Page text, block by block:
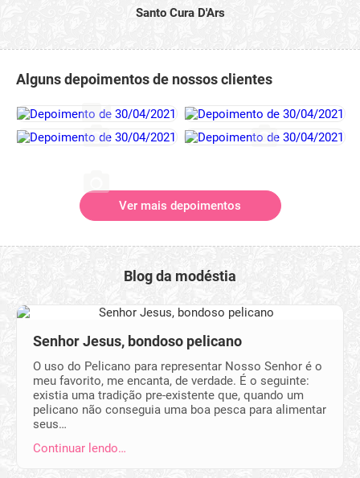
Santo Cura D'Ars
Alguns depoimentos de nossos clientes
Ver mais depoimentos
Blog da modéstia
Senhor Jesus, bondoso pelicano
O uso do Pelicano para representar Nosso Senhor é o
meu favorito, me encanta, de verdade. É o seguinte:
existia uma tradição pre-existente que, quando um
pelicano não conseguia uma boa pesca para alimentar
seus…
Continuar lendo…